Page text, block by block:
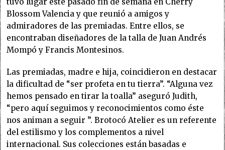
Blossom Valencia y que reunió a amigos y
admiradores de las premiadas. Entre ellos, se
encontraban diseñadores de la talla de Juan Andrés
Mompó y Francis Montesinos.
Las premiadas, madre e hija, coincidieron en destacar
la dificultad de “ser profeta en tu tierra”. “Alguna vez
hemos pensado en tirar la toalla” aseguró Judith,
“pero aquí seguimos y reconocimientos como éste
nos animan a seguir ”. Brotocó Atelier es un referente
del estilismo y los complementos a nivel
internacional. Sus colecciones están basadas e